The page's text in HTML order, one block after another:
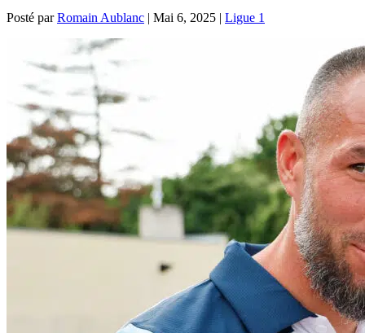
Posté parRomain Aublanc | Mai 6, 2025 | Ligue 1